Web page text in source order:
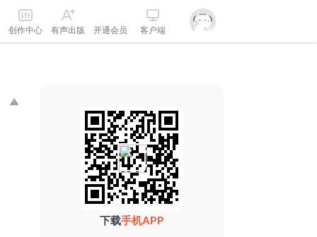
创作中心 有声出版 开通会员 客户端
下载手机APP